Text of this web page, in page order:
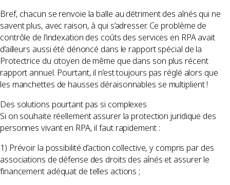
Bref, chacun se renvoie la balle au détriment des aînés qui ne
savent plus, avec raison, à qui s’adresser. Ce problème de
contrôle de l’indexation des coûts des services en RPA avait
d’ailleurs aussi été dénoncé dans le rapport spécial de la
Protectrice du citoyen de même que dans son plus récent
rapport annuel. Pourtant, il n’est toujours pas réglé alors que
les manchettes de hausses déraisonnables se multiplient !
Des solutions pourtant pas si complexes
Si on souhaite réellement assurer la protection juridique des
personnes vivant en RPA, il faut rapidement :
1) Prévoir la possibilité d’action collective, y compris par des
associations de défense des droits des aînés et assurer le
financement adéquat de telles actions ;